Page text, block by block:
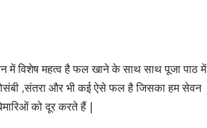
में विशेष महत्व है फल खाने के साथ साथ पूजा पाठ में
,संतरा और भी कई ऐसे फल है जिसका हम सेवन
को दूर करते हैं |